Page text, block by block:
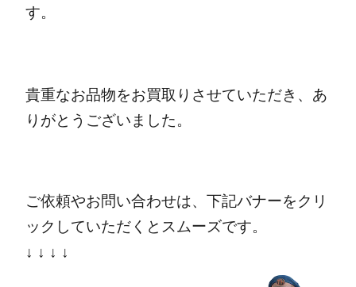
す。
貴重なお品物をお買取りさせていただき、あ
りがとうございました。
ご依頼やお問い合わせは、下記バナーをクリ
ックしていただくとスムーズです。
↓ ↓ ↓ ↓